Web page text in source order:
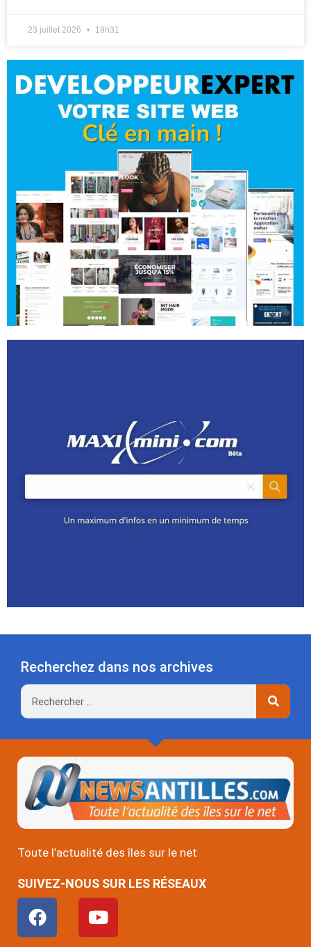
23 juillet 2026 18h31
Recherchez dans nos archives
Rechercher
Toute l’actualité des îles sur le net
SUIVEZ-NOUS SUR LES RÉSEAUX
F
a
c
Y
o
u